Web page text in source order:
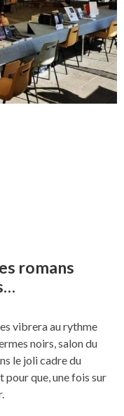
romans
vibrera au rythme
noirs, salon du
le joli cadre du
que, une fois sur